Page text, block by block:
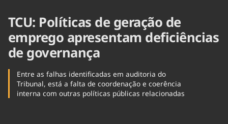
TCU: Políticas de geração de
emprego apresentam deficiências
de governança
Entre as falhas identificadas em auditoria do
Tribunal, está a falta de coordenação e coerência
interna com outras políticas públicas relacionadas